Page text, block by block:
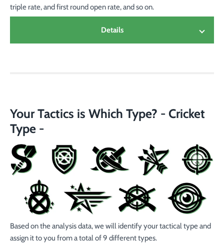
triple rate, and first round open rate, and so on.
Details
Game Control :Percentage of the won with never
be leaded the score against the opponent.
victories from a point differential of 100 or more
points.
Target Shoot :
Hit persentage in the unclosed area
Triple :
Number of throws divided by the
percentage of throws that hit triples
Keep :
Percentage of rounds in which all three darts
hit valid numbers.
First Round Open :Percentage of Open in the first
Your Tactics is Which Type? - Cricket
Type -
Based on the analysis data, we will identify your tactical type and
assign it to you from a total of 9 different types.